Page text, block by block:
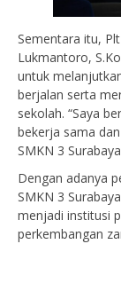
Sementara itu,
Lukmantoro,
untuk
berjalan serta
sekolah. “Saya
bekerja sama
SMKN 3
Dengan adanya
SMKN 3
menjadi institusi
perkembangan